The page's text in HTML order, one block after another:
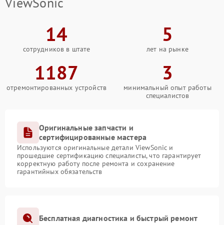
14
сотрудников в штате
5
лет на рынке
1187
отремонтированных устройств
3
минимальный опыт работы
специалистов
Оригинальные запчасти и
сертифицированные мастера
Используются оригинальные детали ViewSonic и
прошедшие сертификацию специалисты, что гарантирует
корректную работу после ремонта и сохранение
гарантийных обязательств
Бесплатная диагностика и быстрый ремонт